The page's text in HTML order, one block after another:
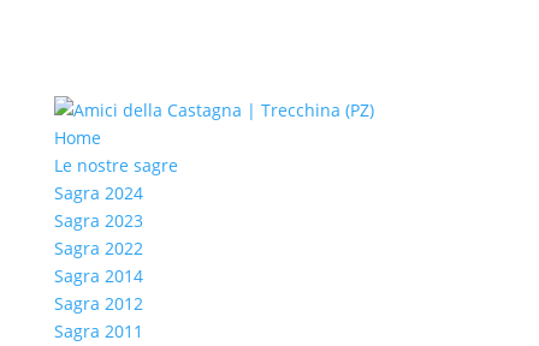
Home
Le nostre sagre
Sagra 2024
Sagra 2023
Sagra 2022
Sagra 2014
Sagra 2012
Sagra 2011